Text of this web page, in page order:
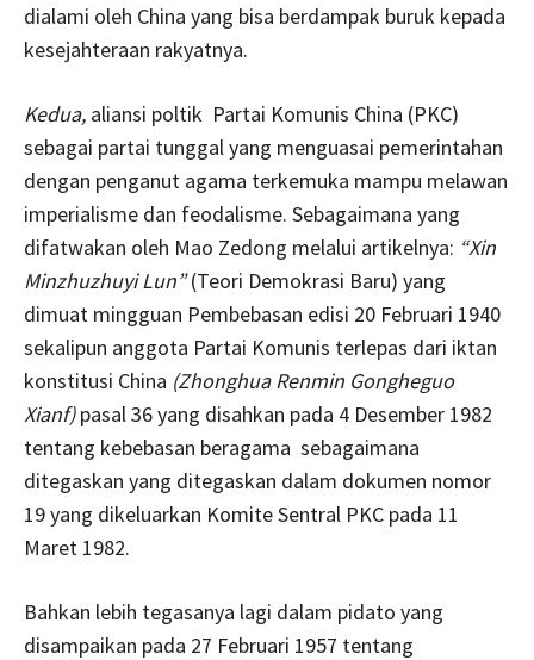
dialami oleh China yang bisa berdampak buruk kepada
kesejahteraan rakyatnya.
Kedua, aliansi poltik Partai Komunis China (PKC)
sebagai partai tunggal yang menguasai pemerintahan
dengan penganut agama terkemuka mampu melawan
imperialisme dan feodalisme. Sebagaimana yang
difatwakan oleh Mao Zedong melalui artikelnya: “Xin
Minzhuzhuyi Lun”(Teori Demokrasi Baru) yang
dimuat mingguan Pembebasan edisi 20 Februari 1940
sekalipun anggota Partai Komunis terlepas dari iktan
konstitusi China (Zhonghua Renmin Gongheguo
Xianf)pasal 36 yang disahkan pada 4 Desember 1982
tentang kebebasan beragama sebagaimana
ditegaskan yang ditegaskan dalam dokumen nomor
19 yang dikeluarkan Komite Sentral PKC pada 11
Maret 1982.
Bahkan lebih tegasanya lagi dalam pidato yang
disampaikan pada 27 Februari 1957 tentang